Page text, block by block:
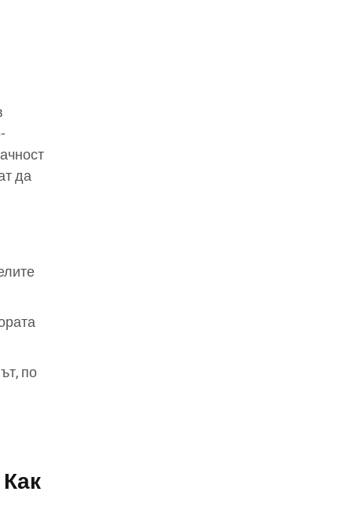
да
по